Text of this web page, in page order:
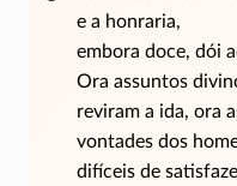
e a honraria,
embora doce, dói
Ora assuntos
reviram a ida, ora
vontades dos
difíceis de